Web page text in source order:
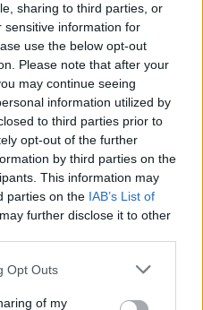
sharing to third parties, or
sensitive information for
use the below opt-out
Please note that after your
may continue seeing
information utilized by
to third parties prior to
opt-out of the further
by third parties on the
This information may
parties on the IAB’s List of
further disclose it to other
uses one or more Google
behaviour. You may click to
Opt Outs
of my